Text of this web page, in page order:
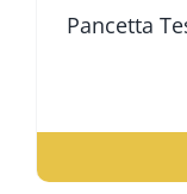
Pancetta
QUESTO